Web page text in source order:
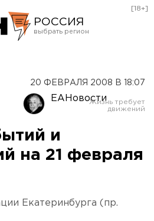
РОССИЯ
Оренбург
[18+]
20 ФЕВРАЛЯ 2008 В 18:07
ЕАНовости
и
на 21 февраля
Екатеринбурга (пр.